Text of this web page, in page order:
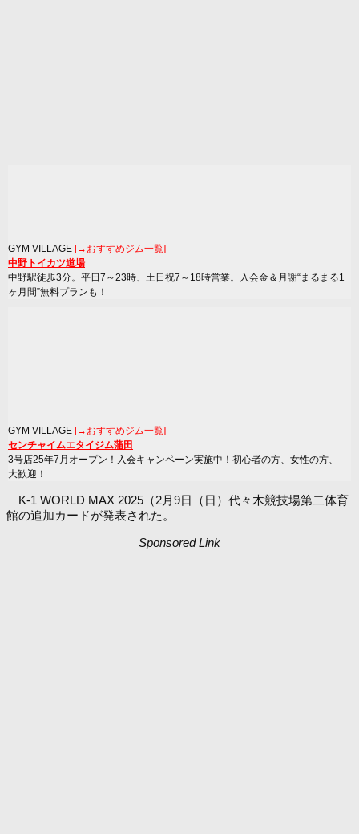
GYM VILLAGE [→おすすめジム一覧]
中野トイカツ道場
中野駅徒歩3分。平日7～23時、土日祝7～18時営業。入会金＆月謝“まるまる1
ヶ月間”無料プランも！
GYM VILLAGE [→おすすめジム一覧]
センチャイムエタイジム蒲田
3号店25年7月オープン！入会キャンペーン実施中！初心者の方、女性の方、
大歓迎！
K-1 WORLD MAX 2025（2月9日（日）代々木競技場第二体育
館の追加カードが発表された。
Sponsored Link